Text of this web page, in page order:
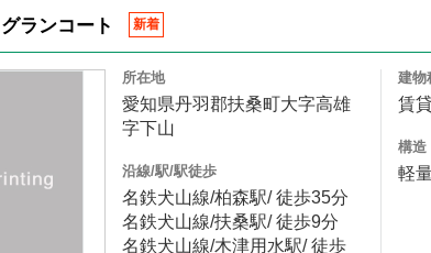
グランコート 新着
所在地
愛知県丹羽郡扶桑町大字高雄
字下山
沿線/駅/駅徒歩
名鉄犬山線/柏森駅/ 徒歩35分
名鉄犬山線/扶桑駅/ 徒歩9分
名鉄犬山線/木津用水駅/ 徒歩
建物
賃
構造
軽